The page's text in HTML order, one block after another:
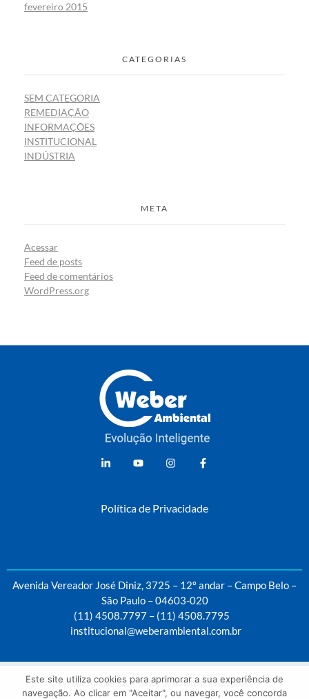
fevereiro 2015
CATEGORIAS
SEM CATEGORIA
REMEDIAÇÃO
INFORMAÇÕES
INSTITUCIONAL
INDÚSTRIA
META
Acessar
Feed de posts
Feed de comentários
WordPress.org
Política de Privacidade
Avenida Vereador José Diniz, 3725 – 12º andar – Campo Belo –
São Paulo – 04603-020
(11) 4508.7797– (11) 4508.7795
institucional@weberambiental.com.br
Weber Ambiental – Todos os direitos reservados.
Este site utiliza cookies para aprimorar a sua experiência de
navegação. Ao clicar em "Aceitar", ou navegar, você concorda